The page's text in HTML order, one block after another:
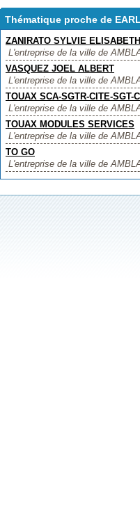
Thématique proche de
ZANIRATO SYLVIE ELISABETH
L'entreprise de la ville de
VASQUEZ JOEL ALBERT
L'entreprise de la ville de
TOUAX SCA-SGTR-CITE-SGT-
L'entreprise de la ville de
TOUAX MODULES SERVICES
L'entreprise de la ville de
TO GO
L'entreprise de la ville de